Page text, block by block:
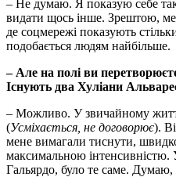
– Не думаю. Я показую себе
видати щось інше. Зрештою,
де соцмережі показують
подобається людям найбільше.
– Але на полі ви
Існують два Хуліани
– Можливо. У звичайному
(Усміхається, не договорює).
мене вимагали тиснути,
максимальною інтенсивністю.
Гальярдо, було те саме. Думаю,